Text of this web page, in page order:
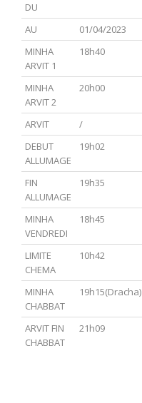
DU
AU 01/04/2023
MINHA
ARVIT 1
18h40
MINHA
ARVIT 2
20h00
ARVIT
/
DEBUT
ALLUMAGE
19h02
FIN
ALLUMAGE
19h35
MINHA
VENDREDI
18h45
LIMITE
CHEMA
10h42
MINHA
CHABBAT
19h15(Dracha)
ARVIT FIN
CHABBAT
21h09